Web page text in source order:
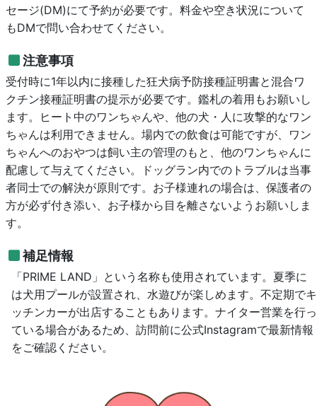
セージ(DM)にて予約が必要です。料金や空き状況について
もDMで問い合わせてください。
注意事項
受付時に1年以内に接種した狂犬病予防接種証明書と混合ワ
クチン接種証明書の提示が必要です。鑑札の着用もお願いし
ます。ヒート中のワンちゃんや、他の犬・人に攻撃的なワン
ちゃんは利用できません。場内での飲食は可能ですが、ワン
ちゃんへのおやつは飼い主の管理のもと、他のワンちゃんに
配慮して与えてください。ドッグラン内でのトラブルは当事
者同士での解決が原則です。お子様連れの場合は、保護者の
方が必ず付き添い、お子様から目を離さないようお願いしま
す。
補足情報
「PRIME LAND」という名称も使用されています。夏季に
は犬用プールが設置され、水遊びが楽しめます。不定期でキ
ッチンカーが出店することもあります。ナイター営業を行っ
ている場合があるため、訪問前に公式Instagramで最新情報
をご確認ください。